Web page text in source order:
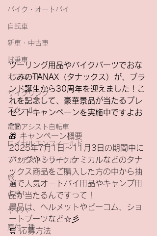
バイク・オートバイ
自転車
新車・中古車
試乗車
オフロード
サイクリング
スクール
電動アシスト自転車
ロイヤルエンフィールド
ブリヂストンサイクル
旅
点検
ヤマハ
原付一種
ツーリング用品やバイクパーツでおな
じみのTANAX（タナックス）が、ブラ
ンド誕生から30周年を迎えました！こ
れを記念して、豪華景品が当たるプレ
ゼントキャンペーンを実施中ですよお
～♪
🎁 キャンペーン概要
2025年7月1日～11月3日の期間中に
バッグやミラー、ケミカルなどのタナ
ックス商品をご購入した方の中から抽
選で人気オートバイ用品やキャンプ用
品が当たるんですって！
景品は、ヘルメットやビーコム、ショ
ートブーツなど☆彡
🛒 応募方法